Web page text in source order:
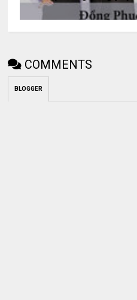
COMMENTS
BLOGGER